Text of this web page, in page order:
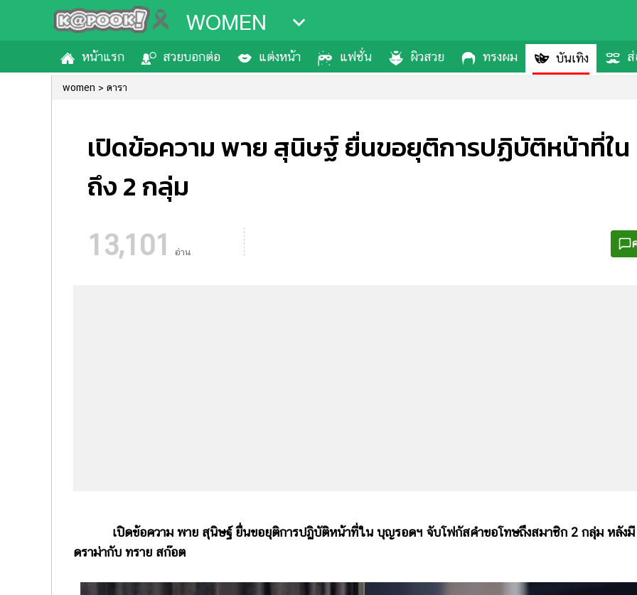
WOMEN
หน้าแรก สวยบอกต่อ แต่งหน้า แฟชั่น ผิวสวย ทรงผม บันเทิง
women ดารา
เปิดข้อความ พาย สุนิษฐ์ ยื่นขอยุติการปฏิบัติหน้าที่ใ
ถึง 2 กลุ่ม
13,101 อ่าน
เปิดข้อความ พาย สุนิษฐ์ ยื่นขอยุติการปฏิบัติหน้าที่ใน บุญรอดฯ จับโฟกัสคำขอโทษถึงสมาชิก 2 กลุ่ม หลังมี
ดราม่ากับ ทราย สก๊อต